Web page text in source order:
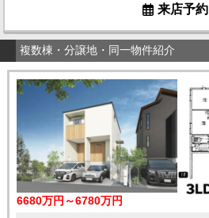
来店予約
複数棟・分譲地・同一物件紹介
6680万円～6780万円